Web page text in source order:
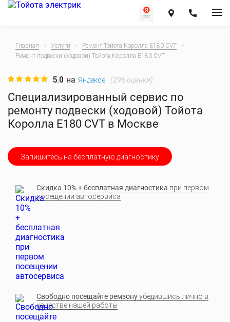
Главная Услуги
Ремонт Тойота Королла E180 CVT
Ремонт подвески (ходовой) Тойота Королла E180 CVT
Специализированный сервис по
ремонту подвески (ходовой) Тойота
Королла E180 CVT в Москве
5.0 на Яндексе (296 оценки)
Запишитесь на бесплатную диагностику
Скидка 10% + бесплатная диагностика при первом
посещении автосервиса
Свободно посещайте ремзонуубедившись лично в
качестве нашей работы